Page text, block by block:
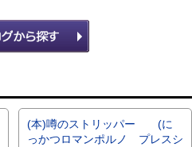
(本)噂のストリッパー (に
っかつロマンポルノ プレスシ